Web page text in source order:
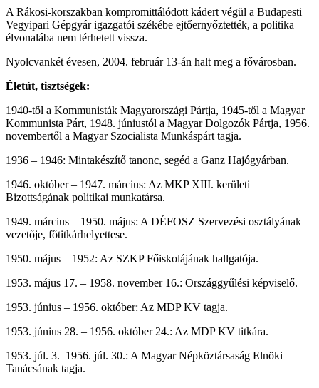
A Rákosi-korszakban kompromittálódott kádert végül a Budapesti
Vegyipari Gépgyár igazgatói székébe ejtőernyőztették, a politika
élvonalába nem térhetett vissza.
Nyolcvankét évesen, 2004. február 13-án halt meg a fővárosban.
Életút, tisztségek:
1940-től a Kommunisták Magyarországi Pártja, 1945-től a Magyar
Kommunista Párt, 1948. júniustól a Magyar Dolgozók Pártja, 1956.
novembertől a Magyar Szocialista Munkáspárt tagja.
1936 – 1946: Mintakészítő tanonc, segéd a Ganz Hajógyárban.
1946. október – 1947. március: Az MKP XIII. kerületi
Bizottságának politikai munkatársa.
1949. március – 1950. május: A DÉFOSZ Szervezési osztályának
vezetője, főtitkárhelyettese.
1950. május – 1952: Az SZKP Főiskolájának hallgatója.
1953. május 17. – 1958. november 16.: Országgyűlési képviselő.
1953. június – 1956. október: Az MDP KV tagja.
1953. június 28. – 1956. október 24.: Az MDP KV titkára.
1953. júl. 3.–1956. júl. 30.: A Magyar Népköztársaság Elnöki
Tanácsának tagja.